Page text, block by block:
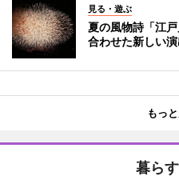
見る・遊ぶ
夏の風物詩「江
合わせた新しい
もっ
暮ら